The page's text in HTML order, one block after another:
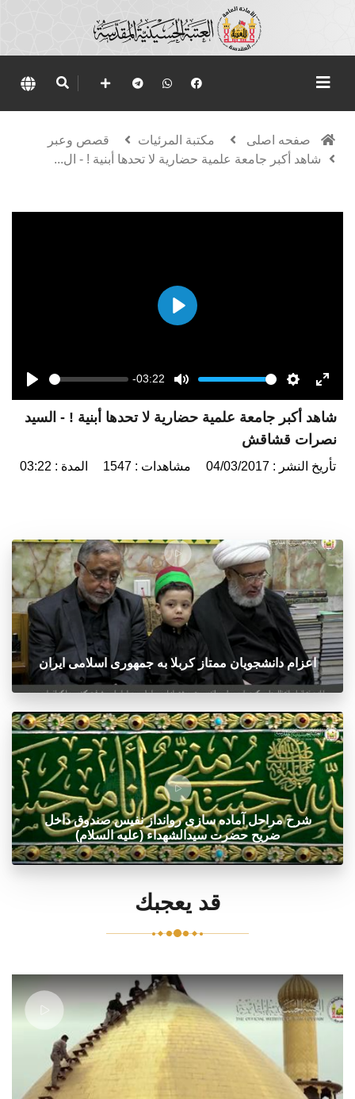
صفحه اصلی مكتبة المرئيات
قصص وعبر
شاهد أكبر جامعة علمية حضارية لا تحدها أبنية ! - ال...
Play
Play
Seek -03:22
Mute
Volume
Settings
Enter
شاهد أكبر جامعة علمية حضارية لا تحدها أبنية ! - السيد
نصرات قشاقش
تأريخ النشر : 04/03/2017 مشاهدات : 1547 المدة : 03:22
اعزام دانشجویان ممتاز کربلا به جمهوری اسلامی ایران
شرح مراحل آماده سازی روانداز نفیس صندوق داخل
ضریح حضرت سیدالشهداء (علیه السلام)
قد يعجبك